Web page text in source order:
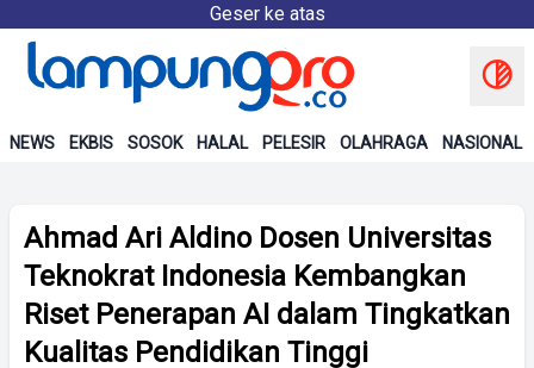
Geser ke atas
NEWS EKBIS SOSOK HALAL PELESIR OLAHRAGA NASIONAL
Ahmad Ari Aldino Dosen Universitas
Teknokrat Indonesia Kembangkan
Riset Penerapan AI dalam Tingkatkan
Kualitas Pendidikan Tinggi